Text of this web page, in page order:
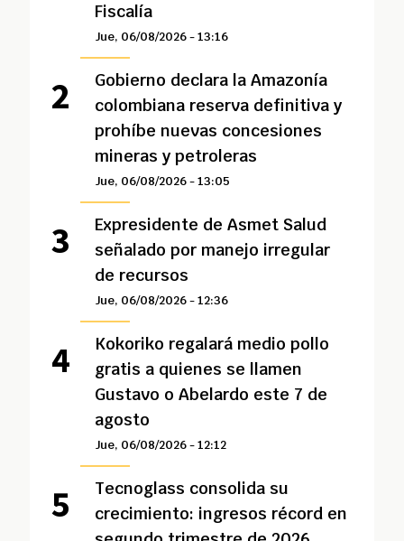
Fiscalía
Jue, 06/08/2026 - 13:16
Gobierno declara la Amazonía
colombiana reserva definitiva y
prohíbe nuevas concesiones
mineras y petroleras
Jue, 06/08/2026 - 13:05
Expresidente de Asmet Salud
señalado por manejo irregular
de recursos
Jue, 06/08/2026 - 12:36
Kokoriko regalará medio pollo
gratis a quienes se llamen
Gustavo o Abelardo este 7 de
agosto
Jue, 06/08/2026 - 12:12
Tecnoglass consolida su
crecimiento: ingresos récord en